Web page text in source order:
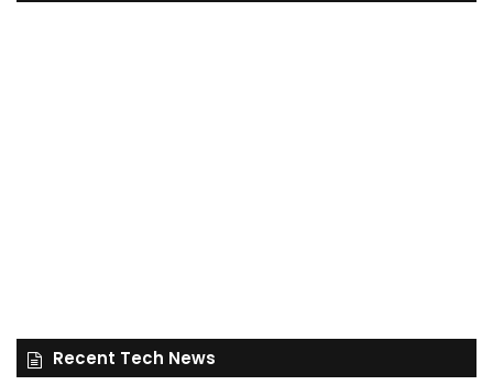
Recent Tech News